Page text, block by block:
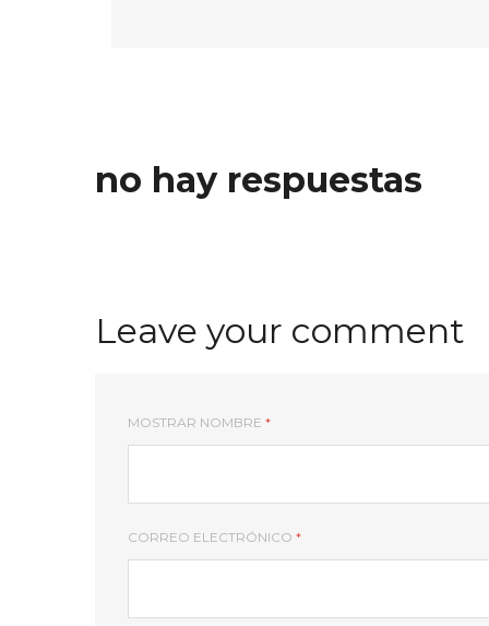
no hay respuestas
Leave your comment
MOSTRAR NOMBRE *
CORREO ELECTRÓNICO *